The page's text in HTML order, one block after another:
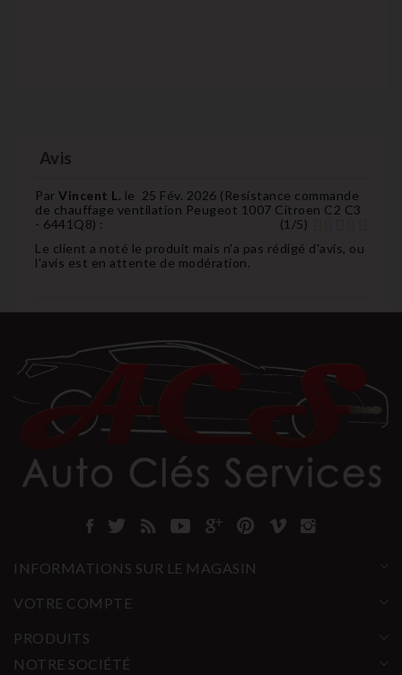
Avis
Par Vincent L. le 25 Fév. 2026 ( Resistance commande
de chauffage ventilation Peugeot 1007 Citroen C2 C3
- 6441Q8) : (1 /5)
Le client a noté le produit mais n'a pas rédigé d'avis, ou
l'avis est en attente de modération.
INFORMATIONS SUR LE MAGASIN
VOTRE COMPTE
PRODUITS
NOTRE SOCIÉTÉ